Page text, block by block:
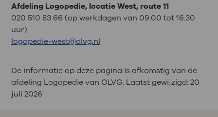
Afdeling Logopedie, locatie West, route 11
020 510 83 66 (op werkdagen van 09.00 tot 16.30
uur)
logopedie-west@olvg.nl
De informatie op deze pagina is afkomstig van de
afdeling Logopedie van OLVG. Laatst gewijzigd:20
juli 2026